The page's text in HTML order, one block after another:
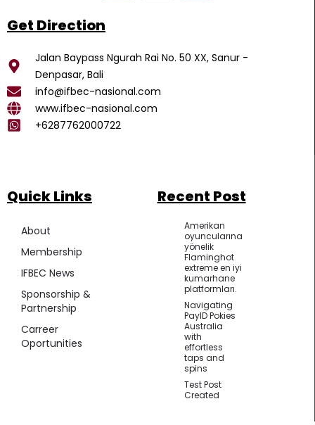
o
k
g
a
m
a
Get Direction
Jalan Baypass Ngurah Rai No. 50 XX, Sanur -
Denpasar, Bali
info@ifbec-nasional.com
www.ifbec-nasional.com
+6287762000722
Quick Links Recent Post
About
Membership
IFBEC News
Sponsorship &
Partnership
Carreer
Oportunities
Amerikan
oyuncularına
yönelik
Flaminghot
extreme en iyi
kumarhane
platformları.
Navigating
PayID Pokies
Australia
with
effortless
taps and
spins
Test Post
Created